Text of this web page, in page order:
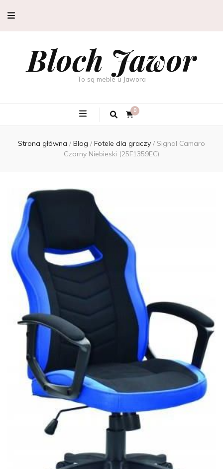
Bloch Jawor
To są meble u Jawora
0
Strona główna / Blog / Fotele dla graczy / Signal Camaro
Czarny Niebieski (25F1359EC)